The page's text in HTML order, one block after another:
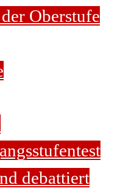
Oberstufe
debattiert